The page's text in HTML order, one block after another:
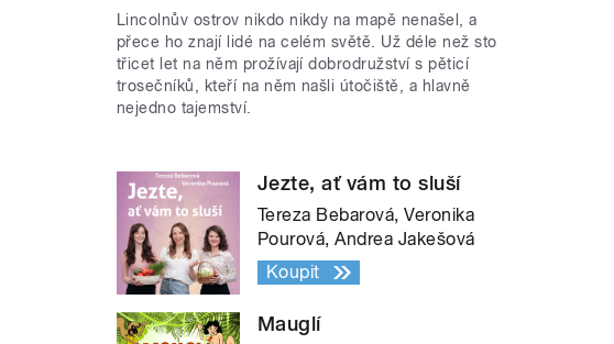
Lincolnův ostrov nikdo nikdy na mapě nenašel, a
přece ho znají lidé na celém světě. Už déle než sto
třicet let na něm prožívají dobrodružství s pěticí
trosečníků, kteří na něm našli útočiště, a hlavně
nejedno tajemství.
Jezte, ať vám to sluší
Tereza Bebarová, Veronika
Pourová, Andrea Jakešová
Koupit
Mauglí